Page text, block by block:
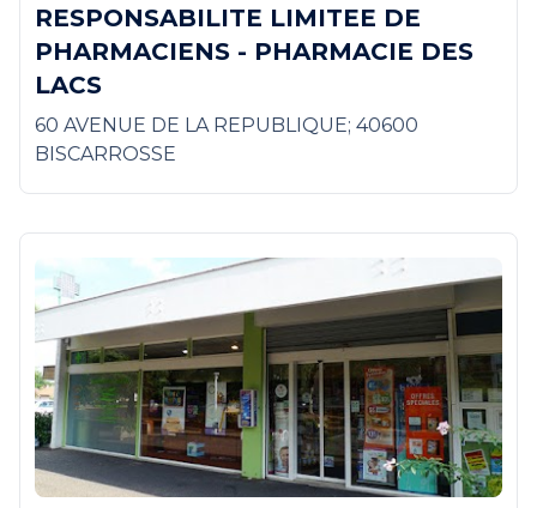
RESPONSABILITE LIMITEE DE
PHARMACIENS - PHARMACIE DES
LACS
60 AVENUE DE LA REPUBLIQUE; 40600
BISCARROSSE